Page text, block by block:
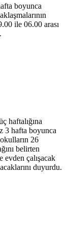
boyunca
ile 06.00 arası
haftalığına
3 hafta boyunca
26
belirten
evden çalışacak
duyurdu.